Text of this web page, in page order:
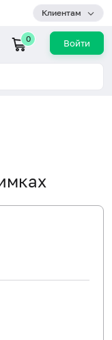
Клиентам
0 Войти